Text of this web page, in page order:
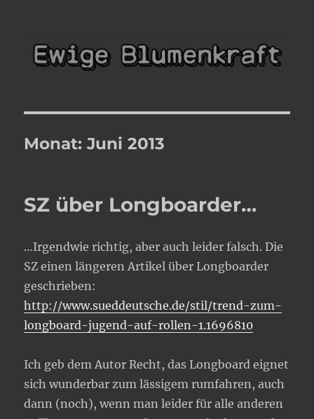
Ewige Blumenkraft
Monat:Juni 2013
SZ über Longboarder…
…Irgendwie richtig, aber auch leider falsch. Die
SZ einen längeren Artikel über Longboarder
geschrieben:
http://www.sueddeutsche.de/stil/trend-zum-
longboard-jugend-auf-rollen-1.1696810
Ich geb dem Autor Recht, das Longboard eignet
sich wunderbar zum lässigem rumfahren, auch
dann (noch), wenn man leider für alle anderen